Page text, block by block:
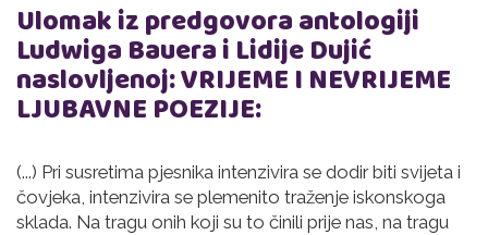
Ulomak iz predgovora antologiji
Ludwiga Bauera i Lidije Dujić
naslovljenoj: VRIJEME I NEVRIJEME
LJUBAVNE POEZIJE:
(...) Pri susretima pjesnika intenzivira se dodir biti svijeta i
čovjeka, intenzivira se plemenito traženje iskonskoga
sklada. Na tragu onih koji su to činili prije nas, na tragu